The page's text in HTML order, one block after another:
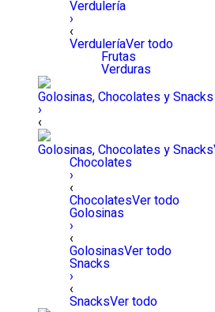
Verdulería
›
‹
VerduleríaVer todo
Frutas
Verduras
Golosinas, Chocolates y Snacks
›
‹
Golosinas, Chocolates y Snacks
Chocolates
›
‹
ChocolatesVer todo
Golosinas
›
‹
GolosinasVer todo
Snacks
›
‹
SnacksVer todo